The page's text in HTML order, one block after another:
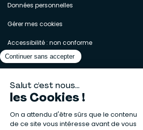
Données personnelles
Gérer mes cookies
Accessibilité : non conforme